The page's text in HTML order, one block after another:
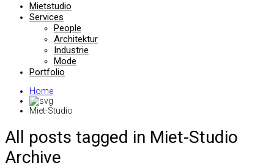
Mietstudio
Services
People
Architektur
Industrie
Mode
Portfolio
Home
Miet-Studio
All posts tagged in Miet-Studio
Archive